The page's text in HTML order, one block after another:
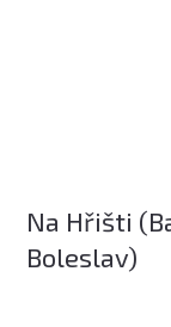
Na Hřišti
Boleslav)